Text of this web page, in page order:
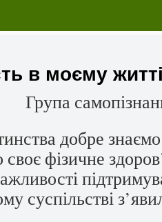
в моєму
Група
добре
своє фізичне
суспільстві